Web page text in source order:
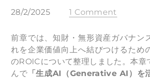
28/2/2025 1 Comment
前章では、知財・無形資産ガバナン
れを企業価値向上へ結びつけるため
のROICについて整理しました。本章
んで 「生成AI（Generative AI）を